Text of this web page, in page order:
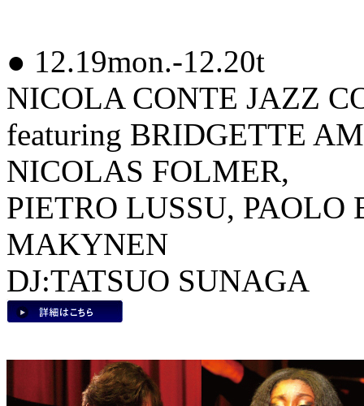
● 12.19mon.-12.20t
NICOLA CONTE JAZZ
featuring BRIDGETTE
NICOLAS FOLMER,
PIETRO LUSSU,
MAKYNEN
DJ:TATSUO SUNAGA